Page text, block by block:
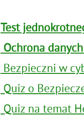
Test
Ochrona
Bezpieczni w
Quiz o
Quiz na temat